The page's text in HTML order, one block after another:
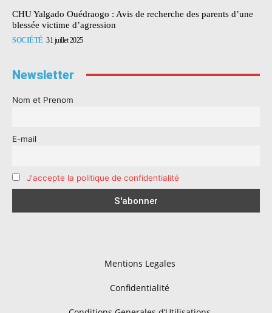
CHU Yalgado Ouédraogo : Avis de recherche des parents d’une
blessée victime d’agression
SOCIÉTÉ 31 juillet 2025
Newsletter
Nom et Prenom
E-mail
J'accepte la politique de confidentialité
Mentions Legales
Confidentialité